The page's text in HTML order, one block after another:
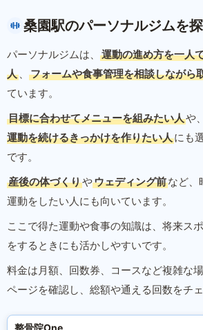
桑園駅のパーソナルジムを
パーソナルジムは、
運動の進め方を一人
人 、 フォームや食事管理を相談しながら
ています。
目標に合わせてメニューを組みたい人や、
運動を続けるきっかけを作りたい人にも
です。
産後の体づくりやウェディング前など、
運動をしたい人にも向いています。
ここで得た運動や食事の知識は、将来ス
をするときにも活かしやすいです。
料金は月額、回数券、コースなど複雑な
ページを確認し、総額や通える回数をチ